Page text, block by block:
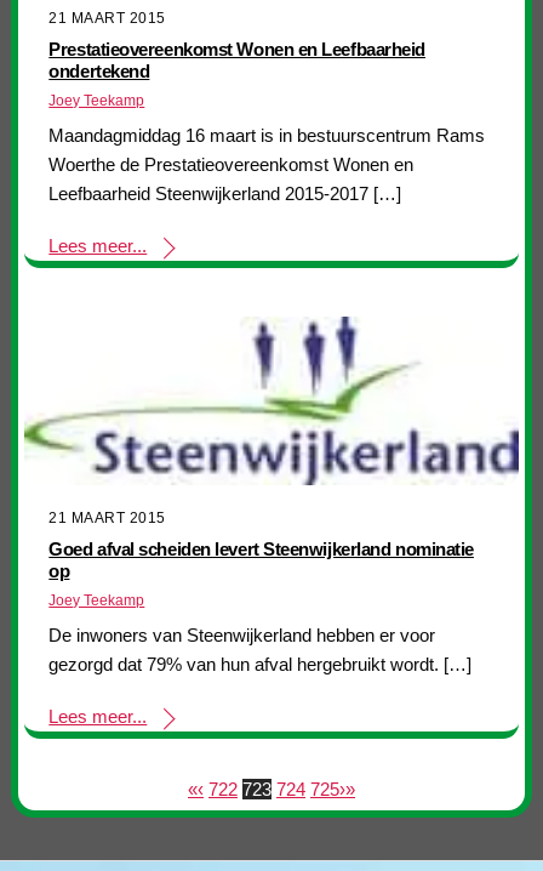
21 MAART 2015
Prestatieovereenkomst Wonen en Leefbaarheid
ondertekend
Joey Teekamp
Maandagmiddag 16 maart is in bestuurscentrum Rams
Woerthe de Prestatieovereenkomst Wonen en
Leefbaarheid Steenwijkerland 2015-2017 […]
Lees meer...
21 MAART 2015
Goed afval scheiden levert Steenwijkerland nominatie
op
Joey Teekamp
De inwoners van Steenwijkerland hebben er voor
gezorgd dat 79% van hun afval hergebruikt wordt. […]
Lees meer...
«‹ 722 723 724 725›»